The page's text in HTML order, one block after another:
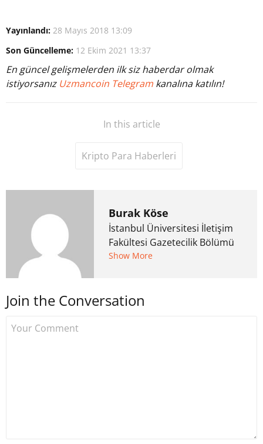
Yayınlandı: 28 Mayıs 2018 13:09
Son Güncelleme: 12 Ekim 2021 13:37
En güncel gelişmelerden ilk siz haberdar olmak
istiyorsanız Uzmancoin Telegram kanalına katılın!
In this article
Kripto Para Haberleri
Burak Köse
İstanbul Üniversitesi İletişim
Fakültesi Gazetecilik Bölümü
mezunu. 6 yıl ana akım
kurdu. 2017'nin Mayıs ayından
Show More
Join the Conversation